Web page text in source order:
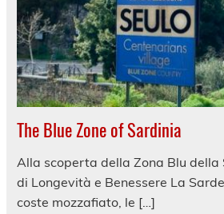
The Blue Zone of Sardinia
Alla scoperta della Zona Blu della
di Longevità e Benessere La
coste mozzafiato, le […]